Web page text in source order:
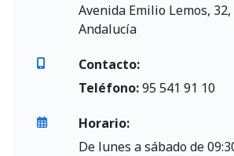
Avenida Emilio Lemos,
Andalucía
Contacto:
Teléfono:95 541 91 10
Horario:
De lunes a sábado de